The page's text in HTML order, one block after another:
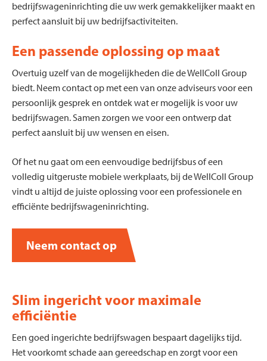
bedrijfswageninrichting die uw werk gemakkelijker maakt en
perfect aansluit bij uw bedrijfsactiviteiten.
Een passende oplossing op maat
Overtuig uzelf van de mogelijkheden die de WellColl Group
biedt. Neem contact op met een van onze adviseurs voor een
persoonlijk gesprek en ontdek wat er mogelijk is voor uw
bedrijfswagen. Samen zorgen we voor een ontwerp dat
perfect aansluit bij uw wensen en eisen.
Of het nu gaat om een eenvoudige bedrijfsbus of een
volledig uitgeruste mobiele werkplaats, bij de WellColl Group
vindt u altijd de juiste oplossing voor een professionele en
efficiënte bedrijfswageninrichting.
Neem contact op
Slim ingericht voor maximale
efficiëntie
Een goed ingerichte bedrijfswagen bespaart dagelijks tijd.
Het voorkomt schade aan gereedschap en zorgt voor een